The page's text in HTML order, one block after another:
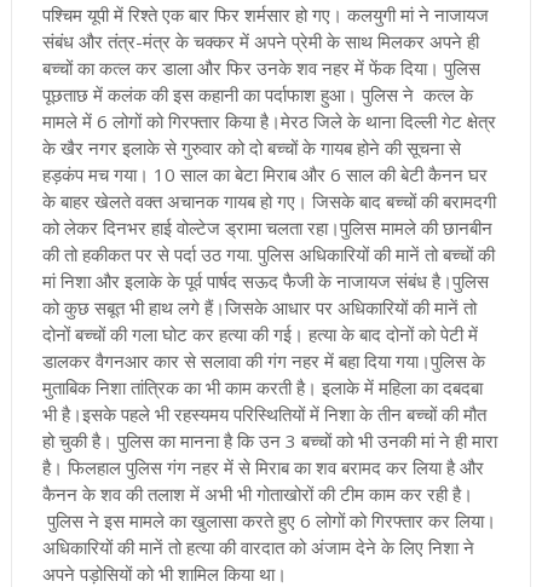
पश्चिम यूपी में रिश्ते एक बार फिर शर्मसार हो गए। कलयुगी मां ने नाजायज
संबंध और तंत्र-मंत्र के चक्कर में अपने प्रेमी के साथ मिलकर अपने ही
बच्चों का कत्ल कर डाला और फिर उनके शव नहर में फेंक दिया। पुलिस
पूछताछ में कलंक की इस कहानी का पर्दाफाश हुआ। पुलिस ने कत्ल के
मामले में 6 लोगों को गिरफ्तार किया है।मेरठ जिले के थाना दिल्ली गेट क्षेत्र
के खैर नगर इलाके से गुरुवार को दो बच्चों के गायब होने की सूचना से
हड़कंप मच गया। 10 साल का बेटा मिराब और 6 साल की बेटी कैनन घर
के बाहर खेलते वक्त अचानक गायब हो गए। जिसके बाद बच्चों की बरामदगी
को लेकर दिनभर हाई वोल्टेज ड्रामा चलता रहा।पुलिस मामले की छानबीन
की तो हकीकत पर से पर्दा उठ गया. पुलिस अधिकारियों की मानें तो बच्चों की
मां निशा और इलाके के पूर्व पार्षद सऊद फैजी के नाजायज संबंध है।पुलिस
को कुछ सबूत भी हाथ लगे हैं।जिसके आधार पर अधिकारियों की मानें तो
दोनों बच्चों की गला घोट कर हत्या की गई। हत्या के बाद दोनों को पेटी में
डालकर वैगनआर कार से सलावा की गंग नहर में बहा दिया गया।पुलिस के
मुताबिक निशा तांत्रिक का भी काम करती है। इलाके में महिला का दबदबा
भी है।इसके पहले भी रहस्यमय परिस्थितियों में निशा के तीन बच्चों की मौत
हो चुकी है। पुलिस का मानना है कि उन 3 बच्चों को भी उनकी मां ने ही मारा
है। फिलहाल पुलिस गंग नहर में से मिराब का शव बरामद कर लिया है और
कैनन के शव की तलाश में अभी भी गोताखोरों की टीम काम कर रही है।
पुलिस ने इस मामले का खुलासा करते हुए 6 लोगों को गिरफ्तार कर लिया।
अधिकारियों की मानें तो हत्या की वारदात को अंजाम देने के लिए निशा ने
अपने पड़ोसियों को भी शामिल किया था।